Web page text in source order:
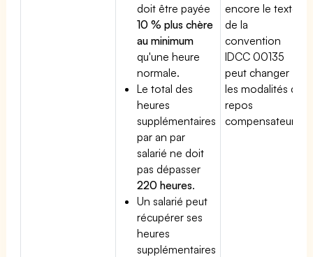
doit être payée
10 % plus chère
au minimum
qu'une heure
normale.
Le total des
heures
supplémentaires
par an par
salarié ne doit
pas dépasser
220 heures.
Un salarié peut
récupérer ses
heures
supplémentaires
encore le texte
de la
convention
IDCC 00135
peut changer
les modalités du
repos
compensateur.